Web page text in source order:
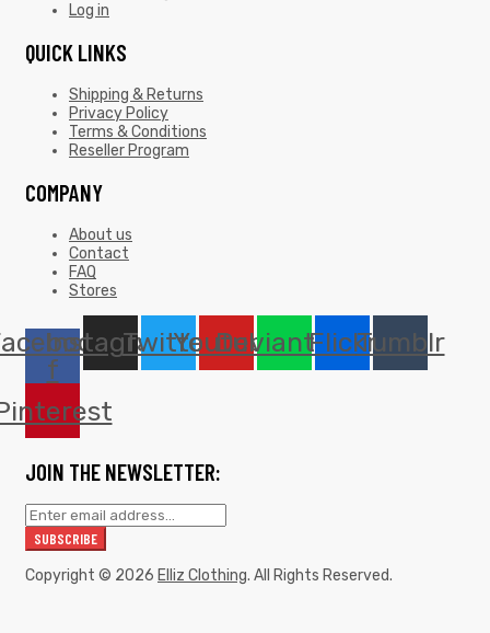
Log in
QUICK LINKS
Shipping & Returns
Privacy Policy
Terms & Conditions
Reseller Program
COMPANY
About us
Contact
FAQ
Stores
f
Instagram
TwitterYoutube
Deviantart
FlickrTumblr
JOIN THE NEWSLETTER:
Copyright © 2026 Elliz Clothing. All Rights Reserved.